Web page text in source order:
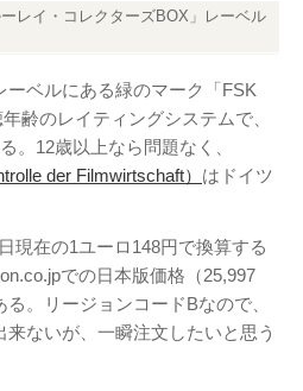
レイ・コレクターズBOX」レーベル
ーベルにある緑のマーク「FSK
齢のレイティングシステムで、
。12歳以上なら問題なく、
der Filmwirtschaft） はドイツ
現在の1ユーロ148円で換算する
での日本版価格（25,997
。リージョンコードBなので、
ないが、一瞬注文したいと思う